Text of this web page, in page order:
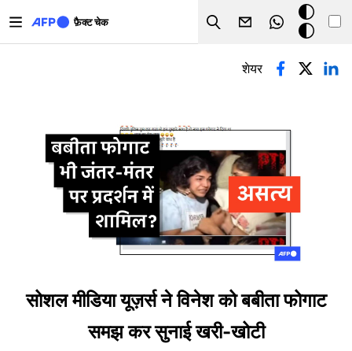
फ़ैक्ट चेक
Search
डार्क
मोड
प्राथमिक टैब्स
शेयर
सोशल मीडिया यूज़र्स ने विनेश को बबीता फोगाट
समझ कर सुनाई खरी-खोटी